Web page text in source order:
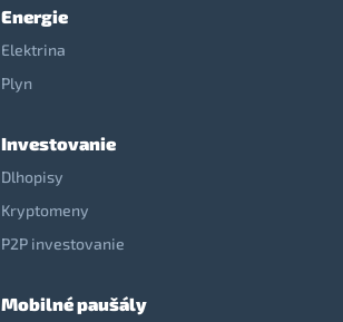
Energie
Elektrina
Plyn
Investovanie
Dlhopisy
Kryptomeny
P2P investovanie
Mobilné paušály